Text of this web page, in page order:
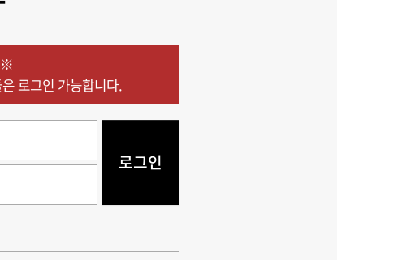
※
로그인 가능합니다.
로그인